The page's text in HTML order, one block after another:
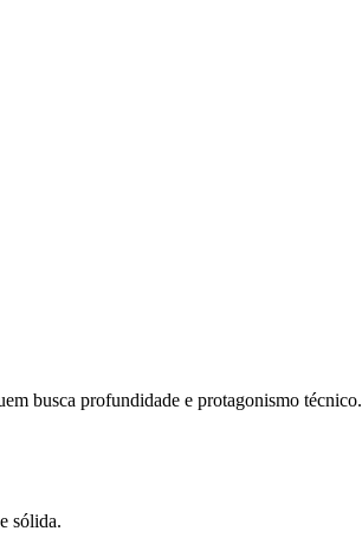
busca profundidade e protagonismo técnico.
sólida.